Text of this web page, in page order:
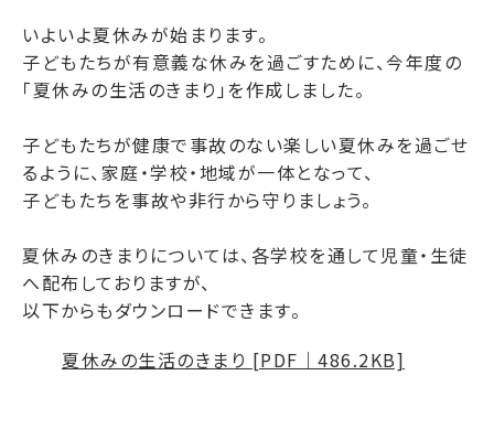
いよいよ夏休みが始まります。
子どもたちが有意義な休みを過ごすために、今年度の
「夏休みの生活のきまり」を作成しました。
子どもたちが健康で事故のない楽しい夏休みを過ごせ
るように、家庭・学校・地域が一体となって、
子どもたちを事故や非行から守りましょう。
夏休みのきまりについては、各学校を通して児童・生徒
へ配布しておりますが、
以下からもダウンロードできます。
夏休みの生活のきまり [PDF｜486.2KB]